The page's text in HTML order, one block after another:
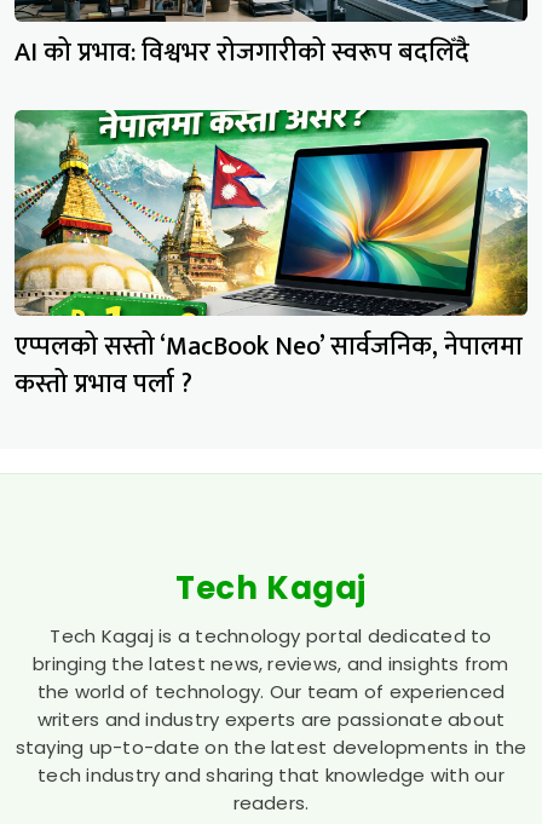
AI को प्रभाव: विश्वभर रोजगारीको स्वरूप बदलिँदै
एप्पलको सस्तो ‘MacBook Neo’ सार्वजनिक, नेपालमा
कस्तो प्रभाव पर्ला ?
Tech Kagaj
Tech Kagaj is a technology portal dedicated to
bringing the latest news, reviews, and insights from
the world of technology. Our team of experienced
writers and industry experts are passionate about
staying up-to-date on the latest developments in the
tech industry and sharing that knowledge with our
readers.